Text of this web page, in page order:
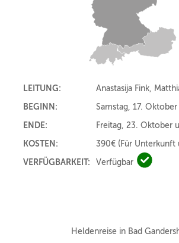
LEITUNG:
Anastasija Fink,
BEGINN:
Samstag, 17.
ENDE:
Freitag, 23. Oktober
KOSTEN:
390€ (Für Unterkunft
VERFÜGBARKEIT:
Verfügbar Verfügbar
Heldenreise in Bad